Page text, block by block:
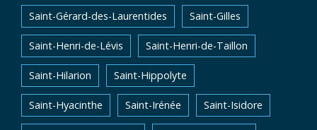
Saint-Gérard-des-Laurentides Saint-Gilles
Saint-Henri-de-Lévis Saint-Henri-de-Taillon
Saint-Hilarion Saint-Hippolyte
Saint-Hyacinthe Saint-Irénée Saint-Isidore